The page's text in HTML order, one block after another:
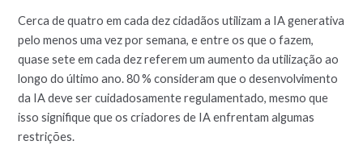
Cerca de quatro em cada dez cidadãos utilizam a IA generativa
pelo menos uma vez por semana, e entre os que o fazem,
quase sete em cada dez referem um aumento da utilização ao
longo do último ano. 80 % consideram que o desenvolvimento
da IA deve ser cuidadosamente regulamentado, mesmo que
isso signifique que os criadores de IA enfrentam algumas
restrições.